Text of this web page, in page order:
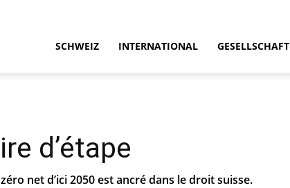
SCHWEIZ INTERNATIONAL GESELLSCHAFT
d’étape
net d’ici 2050 est ancré dans le droit suisse.